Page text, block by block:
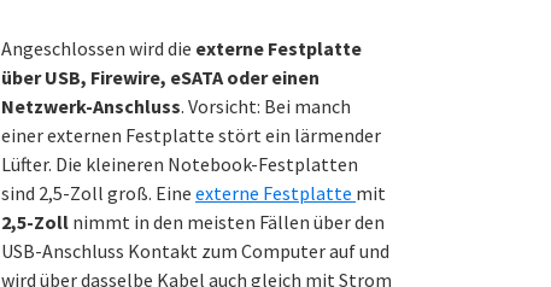
Angeschlossen wird die externe Festplatte
über USB, Firewire, eSATA oder einen
Netzwerk-Anschluss. Vorsicht: Bei manch
einer externen Festplatte stört ein lärmender
Lüfter. Die kleineren Notebook-Festplatten
sind 2,5-Zoll groß. Eine externe Festplatte mit
2,5-Zoll nimmt in den meisten Fällen über den
USB-Anschluss Kontakt zum Computer auf und
wird über dasselbe Kabel auch gleich mit Strom